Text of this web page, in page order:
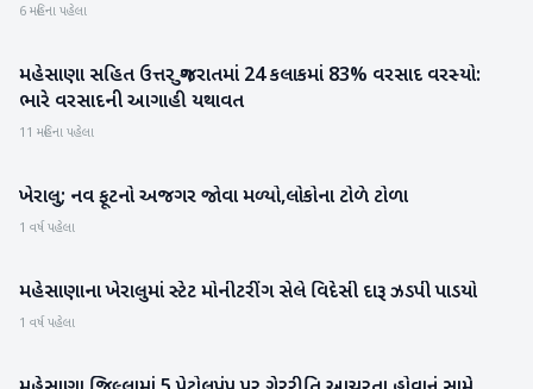
6 મહિના પહેલા
મહેસાણા
મહેસાણા સહિત ઉત્તર ગુજરાતમાં 24 કલાકમાં 83% વરસાદ વરસ્યો:
ભારે વરસાદની આગાહી યથાવત
11 મહિના પહેલા
મહેસાણા
ખેરાલુ; નવ ફૂટનો અજગર જોવા મળ્યો,લોકોના ટોળે ટોળા
1 વર્ષ પહેલા
મહેસાણા
મહેસાણાના ખેરાલુમાં સ્ટેટ મોનીટરીંગ સેલે વિદેસી દારૂ ઝડપી પાડયો
1 વર્ષ પહેલા
મહેસાણા